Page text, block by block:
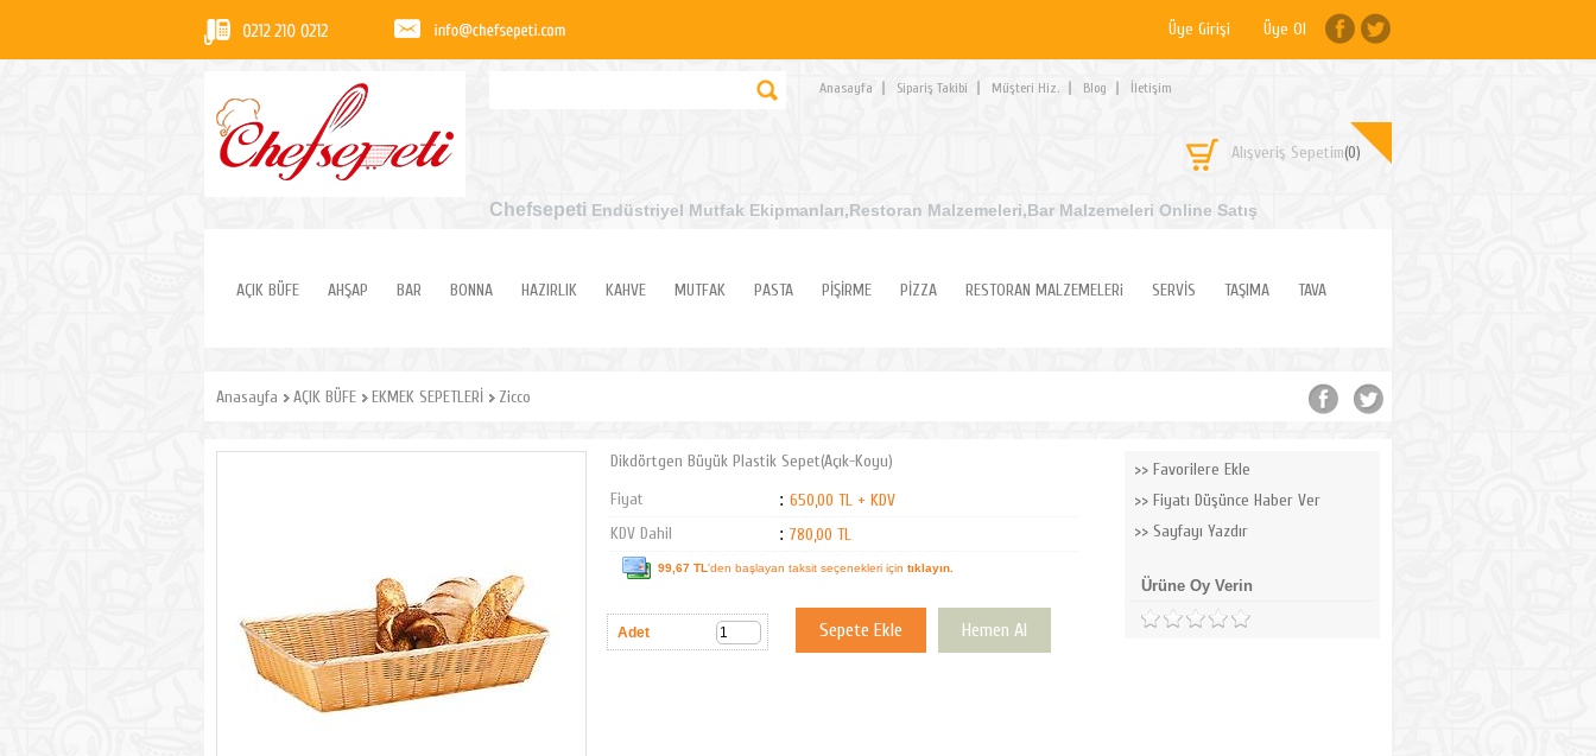
Üye Girişi Üye Ol
Anasayfa Sipariş Takibi Müşteri Hiz. Blog İletişim
Alışveriş Sepetim(0)
Chefsepeti Endüstriyel Mutfak Ekipmanları,Restoran Malzemeleri,Bar Malzemeleri Online Satış
AÇIK BÜFE AHŞAP BAR BONNA HAZIRLIK KAHVE MUTFAK PASTA PİŞİRME PİZZA RESTORAN MALZEMELERi SERVİS TAŞIMA TAVA
Anasayfa AÇIK BÜFE EKMEK SEPETLERİ Zicco
Dikdörtgen Büyük Plastik Sepet(Açık-Koyu)
Fiyat
: 650,00 TL + KDV
KDV Dahil
: 780,00 TL
99,67 TL'den başlayan taksit seçenekleri için tıklayın.
Adet
Favorilere Ekle
Fiyatı Düşünce Haber Ver
Sayfayı Yazdır
Ürüne Oy Verin